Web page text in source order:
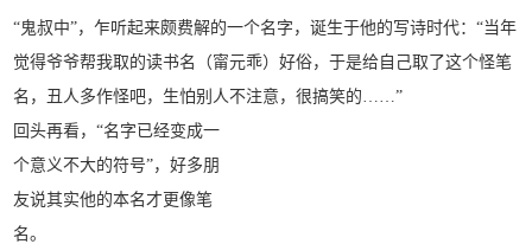
“鬼叔中”，乍听起来颇费解的一个名字，诞生于他的写诗时代：“当年
觉得爷爷帮我取的读书名（甯元乖）好俗，于是给自己取了这个怪笔
名，丑人多作怪吧，生怕别人不注意，很搞笑的……”
回头再看，“名字已经变成一
个意义不大的符号”，好多朋
友说其实他的本名才更像笔
名。